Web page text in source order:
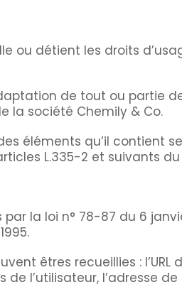
ou détient les droits
de tout ou partie
la société Chemily & Co.
éléments qu’il contient
L.335-2 et suivants
la loi n° 78-87 du 6
êtres recueillies :
l’utilisateur, l’adresse